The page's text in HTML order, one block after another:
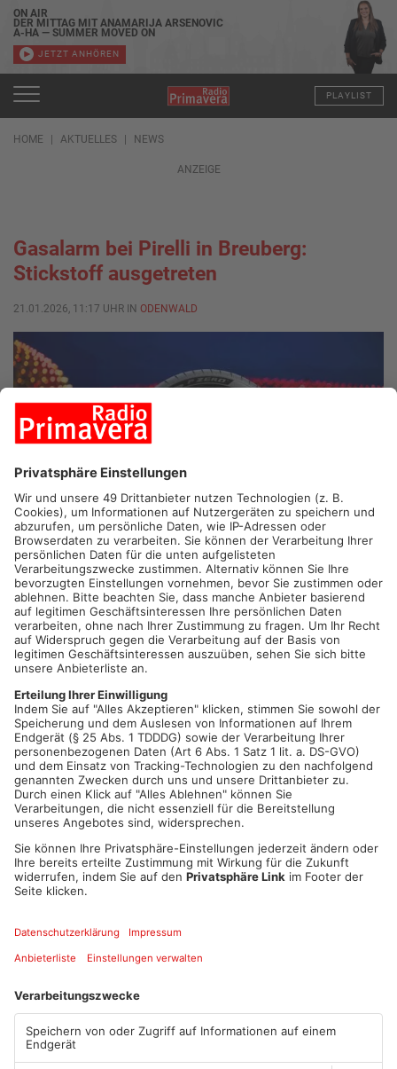
ON AIR
DER MITTAG MIT ANAMARIJA ARSENOVIC
A-HA — SUMMER MOVED ON
JETZT ANHÖREN
PLAYLIST
HOME AKTUELLES NEWS
ANZEIGE
Gasalarm bei Pirelli in Breuberg:
Stickstoff ausgetreten
21.01.2026, 11:17 UHR IN ODENWALD
BREUBERG.Gasalarm am Abend bei Pirelli in Breuberg: Auf
dem Werksgelände des Reifenherstellers trat plötzlich
Stickstoff aus.
Auf dem Pirelli-Gelände werden gerade neue Tanks für
Stickstoff installiert. Bei einem gab es offenbar einen
technischen Defekt, und der Stickstoff entwich ins Freie. Es
herrscht gerade völlige Windstille, Deshalb war der
Werksparkplatz von Pirelli auch in kürzester Zeit komplett
eingenebelt. Die Werksfeuerwehr rückte an, dichtete das Ventil
ab und stellte Ventilatoren auf, die den Stickstoff in die
Umgebungsluft verteilten. Stickstoff ist Hauptbestandteil der
Luft, aber bei hohen Konzentrationen kann man ersticken. In
Reifenhersteller.
Artikel teilen